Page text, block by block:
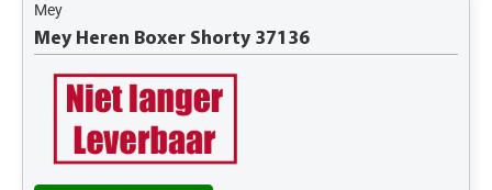
Mey
Mey Heren Boxer Shorty 37136